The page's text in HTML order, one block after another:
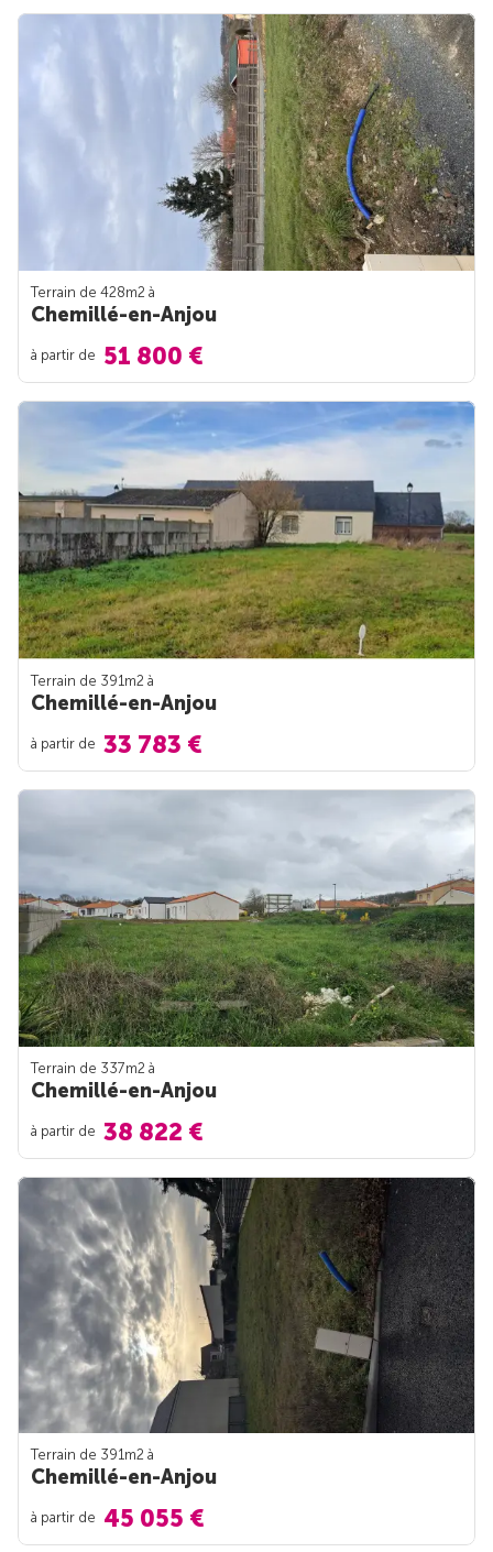
Terrain de 428m2 à
Chemillé-en-Anjou
à partir de 51 800 €
Terrain de 391m2 à
Chemillé-en-Anjou
à partir de 33 783 €
Terrain de 337m2 à
Chemillé-en-Anjou
à partir de 38 822 €
Terrain de 391m2 à
Chemillé-en-Anjou
à partir de 45 055 €